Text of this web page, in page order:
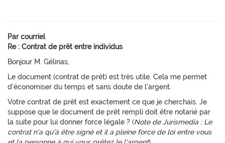
Par courriel
Re : Contrat de prêt entre individus
Bonjour M. Gélinas,
Le document (contrat de prêt) est très utile. Cela me permet
d'économiser du temps et sans doute de l'argent.
Votre contrat de prêt est exactement ce que je cherchais. Je
suppose que le document de prêt rempli doit être notarié par
la suite pour lui donner force légale ? (Note de Jurismedia : Le
contrat n'a qu'à être signé et il a pleine force de loi entre vous